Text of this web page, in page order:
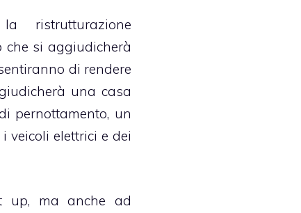
ristrutturazione
che si aggiudicherà
di rendere
una casa
pernottamento, un
veicoli elettrici e dei
up, ma anche ad